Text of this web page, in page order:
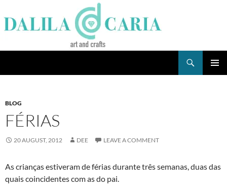
to
content
BLOG
FÉRIAS
20 AUGUST, 2012 DEE LEAVE A COMMENT
As crianças estiveram de férias durante três semanas, duas das
quais coincidentes com as do pai.